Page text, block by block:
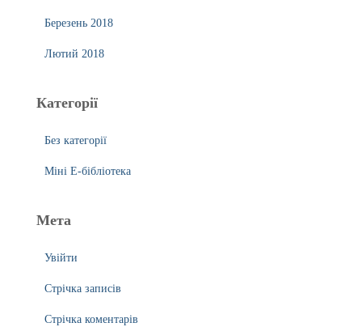
Березень 2018
Лютий 2018
Категорії
Без категорії
Міні Е-бібліотека
Мета
Увійти
Стрічка записів
Стрічка коментарів